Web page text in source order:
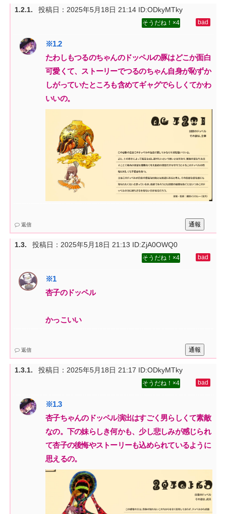
投稿日： 2025年5月18日 21:14 ID:ODkyMTky
4
たわしもつるのちゃんのドッペルの豚はどこか面白
可愛くて、ストーリーでつるのちゃん自身が恥ずか
しがっていたところも含めてギャグでらしくてかわ
いいの。
通報
返信
投稿日： 2025年5月18日 21:13 ID:ZjA0OWQ0
4
杏子のドッペル‌
かっこいい
通報
返信
投稿日： 2025年5月18日 21:17 ID:ODkyMTky
4
杏子ちゃんのドッペル演出はすごく男らしくて素敵
なの。下の妹らしき何かも、少し悲しみが感じられ
て杏子の後悔やストーリーも込められているように
思えるの。